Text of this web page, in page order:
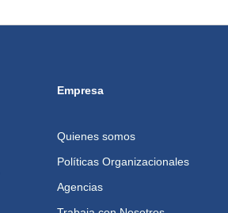
Empresa
Quienes somos
Políticas Organizacionales
Agencias